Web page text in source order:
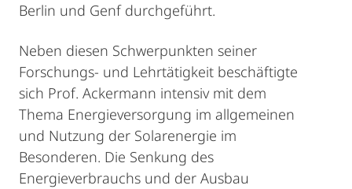
Berlin und Genf durchgeführt.
Neben diesen Schwerpunkten seiner
Forschungs- und Lehrtätigkeit beschäftigte
sich Prof. Ackermann intensiv mit dem
Thema Energieversorgung im allgemeinen
und Nutzung der Solarenergie im
Besonderen. Die Senkung des
Energieverbrauchs und der Ausbau